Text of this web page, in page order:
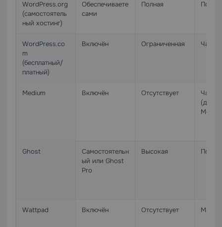
WordPress.org
(самостоятель
ный хостинг)
Обеспечиваете
сами
Полная
WordPress.co
m
(бесплатный/
платный)
Включён Ограниченная
Medium Включён Отсутствует
(домен
Ghost
Самостоятельн
ый или Ghost
Pro
Высокая
Wattpad Включён Отсутствует